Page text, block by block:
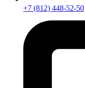
+7 (812) 448-52-50